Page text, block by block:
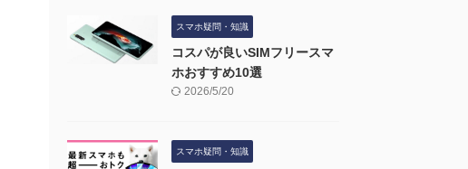
スマホ疑問・知識
コスパが良いSIMフリースマ
ホおすすめ10選
2026/5/20
スマホ疑問・知識